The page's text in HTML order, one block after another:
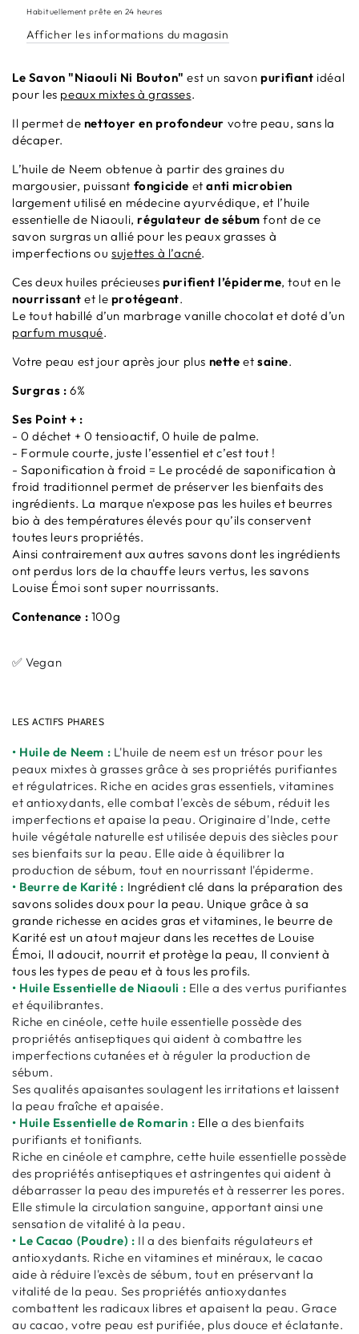
Ni
Bouton&quot;
Ni
Bouton&quot;
Habituellement prête en 24 heures
Afficher les informations du magasin
Le Savon "Niaouli Ni Bouton" est un savonpurifiant idéal
pour les peaux mixtes à grasses.
Il permet de nettoyer en profondeur votre peau, sans la
décaper.
L’huile de Neem obtenue à partir des graines du
margousier, puissant fongicide etanti microbien
largement utilisé en médecine ayurvédique, et l’huile
essentielle de Niaouli,régulateur de sébum font de ce
savon surgras un allié pour les peaux grasses à
imperfections ousujettes à l’acné.
Ces deux huiles précieusespurifient l’épiderme, tout en le
nourrissant et le protégeant.
Le tout habillé d’un marbrage vanille chocolat et doté d’un
parfum musqué.
Votre peau est jour après jour plus netteetsaine.
Surgras : 6%
Ses Point + :
- 0 déchet + 0 tensioactif, 0 huile de palme.
- Formule courte, juste l’essentiel et c’est tout !
-Saponification à froid = Le procédé de saponification à
froid traditionnel permet de préserver les bienfaits des
ingrédients. La marque n'expose pas les huiles et beurres
bio à des températures élevés pour qu’ils conservent
toutes leurs propriétés.
Ainsi contrairement aux autres savons dont les ingrédients
ont perdus lors de la chauffe leurs vertus, les savons
Louise Émoi sont super nourrissants.
Contenance : 100g
✅ Vegan
LES ACTIFS PHARES
• Huile de Neem : L'huile de neem est un trésor pour les
peaux mixtes à grasses grâce à ses propriétés purifiantes
et régulatrices. Riche en acides gras essentiels, vitamines
et antioxydants, elle combat l'excès de sébum, réduit les
imperfections et apaise la peau. Originaire d'Inde, cette
huile végétale naturelle est utilisée depuis des siècles pour
ses bienfaits sur la peau. Elle aide à équilibrer la
production de sébum, tout en nourrissant l'épiderme.
• Beurre de Karité : Ingrédient clé dans la préparation des
savons solides doux pour la peau. Unique grâce à sa
grande richesse en acides gras et vitamines, le beurre de
Karité est un atout majeur dans les recettes de Louise
Émoi, Il adoucit, nourrit et protège la peau, Il convient à
tous les types de peau et à tous les profils.
• Huile Essentielle de Niaouli : Elle a des vertus purifiantes
et équilibrantes.
Riche en cinéole, cette huile essentielle possède des
propriétés antiseptiques qui aident à combattre les
imperfections cutanées et à réguler la production de
sébum.
Ses qualités apaisantes soulagent les irritations et laissent
la peau fraîche et apaisée.
• Huile Essentielle de Romarin : Elle a des bienfaits
purifiants et tonifiants.
Riche en cinéole et camphre, cette huile essentielle possède
des propriétés antiseptiques et astringentes qui aident à
débarrasser la peau des impuretés et à resserrer les pores.
Elle stimule la circulation sanguine, apportant ainsi une
sensation de vitalité à la peau.
• Le Cacao (Poudre) : Il a des bienfaits régulateurs et
antioxydants. Riche en vitamines et minéraux, le cacao
aide à réduire l'excès de sébum, tout en préservant la
vitalité de la peau. Ses propriétés antioxydantes
combattent les radicaux libres et apaisent la peau. Grace
au cacao, votre peau est purifiée, plus douce et éclatante.